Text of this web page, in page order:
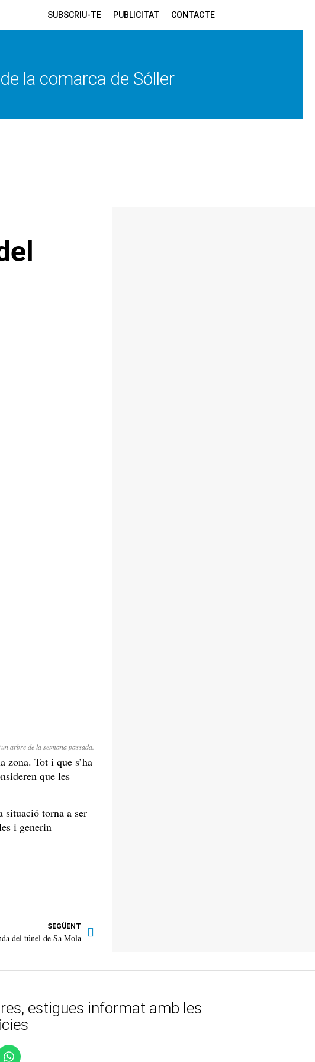
SUBSCRIU-TE PUBLICITAT CONTACTE
la comarca de Sóller
arbre de la setmana passada.
zona. Tot i que s’ha
que les
situació torna a ser
i generin
SEGÜENT
del túnel de Sa Mola
estigues informat amb les